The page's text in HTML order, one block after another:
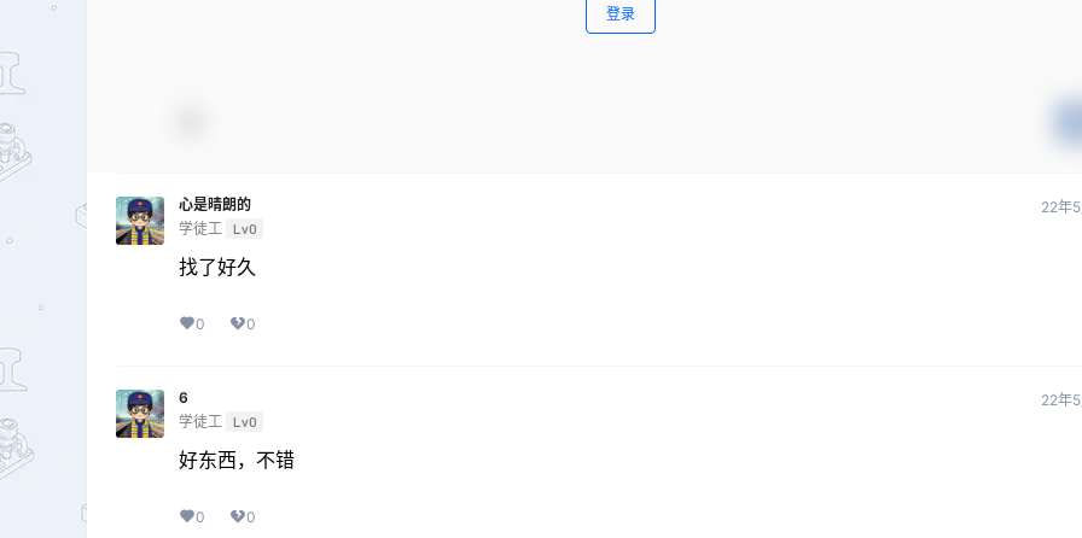
登录
心是晴朗的
学徒工 Lv0
22年
找了好久
0 0
6
学徒工 Lv0
22年
好东西，不错
0 0